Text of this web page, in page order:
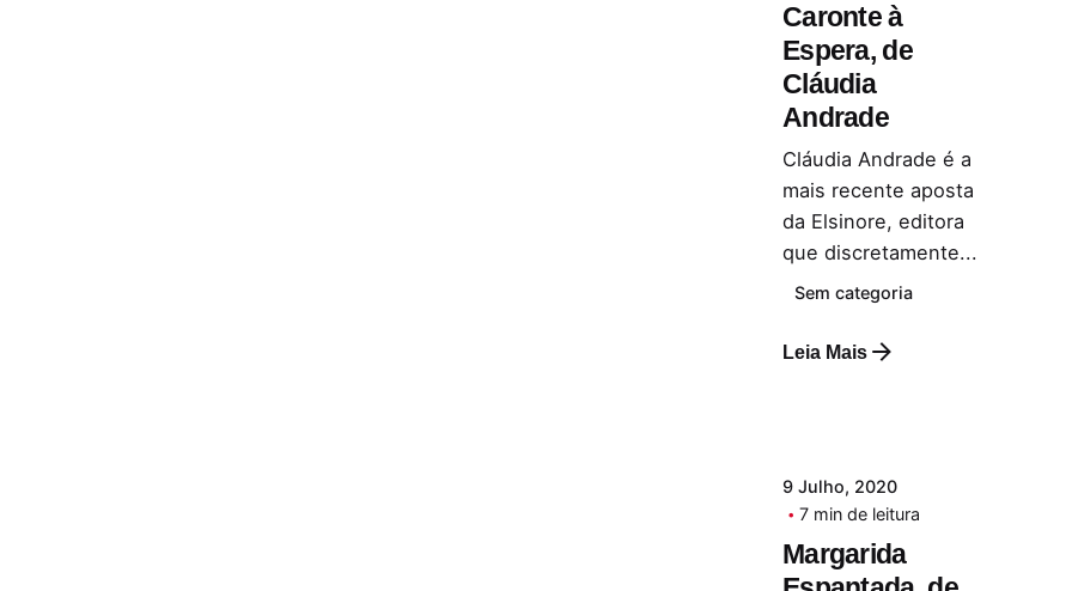
Caronte à
Espera, de
Cláudia
Andrade
Cláudia Andrade é a
mais recente aposta
da Elsinore, editora
que discretamente...
Sem categoria
Leia Mais
9 Julho, 2020
7 min de leitura
Margarida